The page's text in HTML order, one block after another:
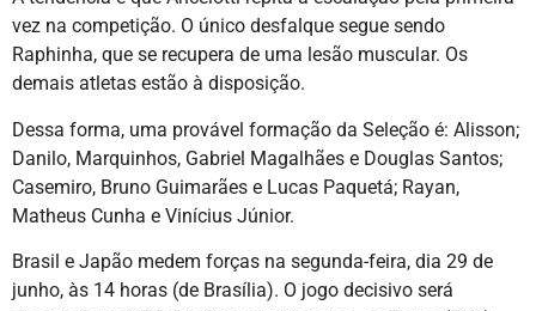
vez na competição. O único desfalque segue sendo
Raphinha, que se recupera de uma lesão muscular. Os
demais atletas estão à disposição.
Dessa forma, uma provável formação da Seleção é: Alisson;
Danilo, Marquinhos, Gabriel Magalhães e Douglas Santos;
Casemiro, Bruno Guimarães e Lucas Paquetá; Rayan,
Matheus Cunha e Vinícius Júnior.
Brasil e Japão medem forças na segunda-feira, dia 29 de
junho, às 14 horas (de Brasília). O jogo decisivo será